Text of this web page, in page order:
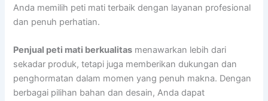
Anda memilih peti mati terbaik dengan layanan profesional
dan penuh perhatian.
Penjual peti mati berkualitas menawarkan lebih dari
sekadar produk, tetapi juga memberikan dukungan dan
penghormatan dalam momen yang penuh makna. Dengan
berbagai pilihan bahan dan desain, Anda dapat